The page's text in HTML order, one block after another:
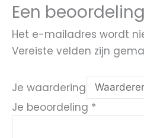
Een
Het e-mailadres wordt
Vereiste velden zijn
Je waardering
Je beoordeling *